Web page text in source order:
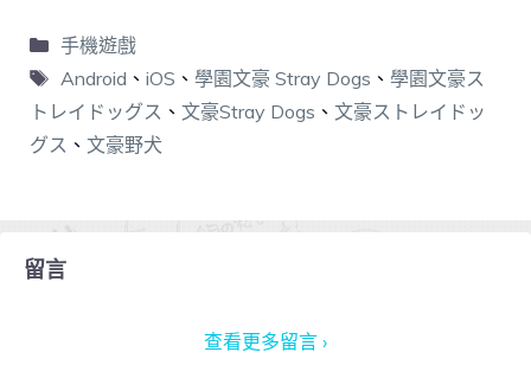
手機遊戲
Android 、 iOS 、 學園文豪 Stray Dogs 、 學園文豪ス
トレイドッグス 、 文豪Stray Dogs 、 文豪ストレイドッ
グス 、 文豪野犬
留言
查看更多留言 ›